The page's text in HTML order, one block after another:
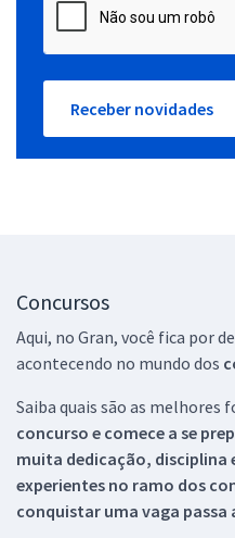
Receber novidades
Concursos
Aqui, no Gran, você fica por
acontecendo no mundo dos
Saiba quais são as melhores
concurso e comece a se
muita dedicação, disciplina
experientes no ramo dos
conquistar uma vaga passa